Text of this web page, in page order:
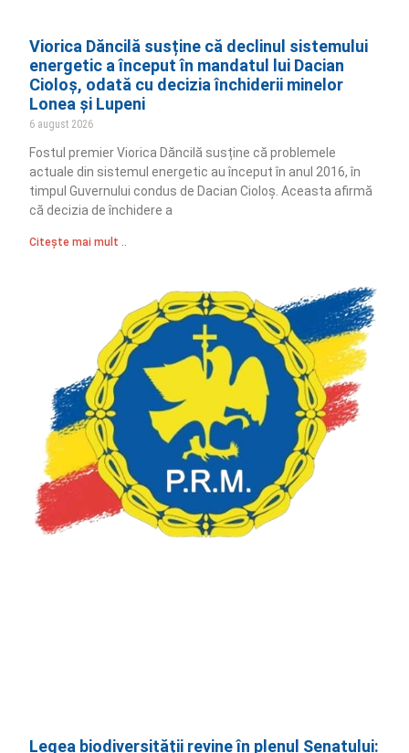
Viorica Dăncilă susține că declinul sistemului
energetic a început în mandatul lui Dacian
Cioloș, odată cu decizia închiderii minelor
Lonea și Lupeni
6 august 2026
Fostul premier Viorica Dăncilă susține că problemele
actuale din sistemul energetic au început în anul 2016, în
timpul Guvernului condus de Dacian Cioloș. Aceasta afirmă
că decizia de închidere a
Citește mai mult ..
Legea biodiversității revine în plenul Senatului: